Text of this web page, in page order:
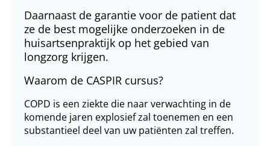
Daarnaast de garantie voor de patient dat
ze de best mogelijke onderzoeken in de
huisartsenpraktijk op het gebied van
longzorg krijgen.
Waarom de CASPIR cursus?
COPD is een ziekte die naar verwachting in de
komende jaren explosief zal toenemen en een
substantieel deel van uw patiënten zal treffen.